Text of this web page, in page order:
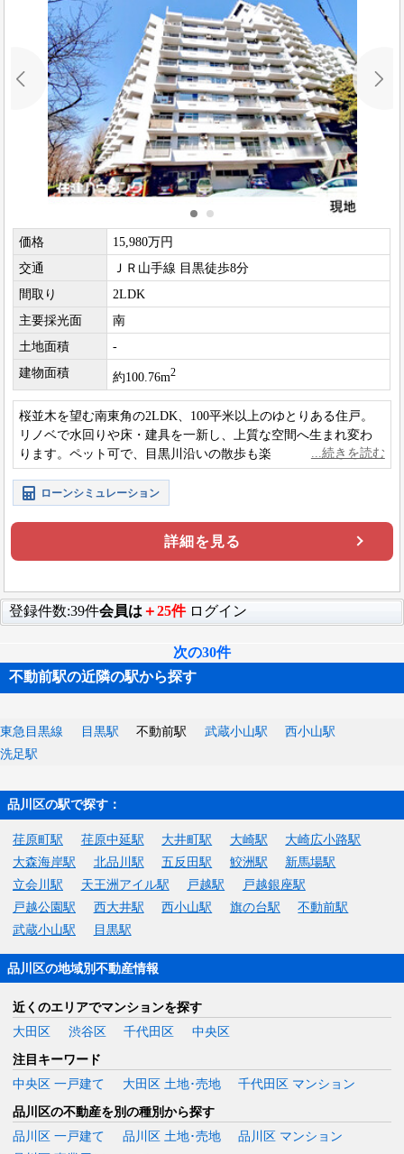
価格
15,980万円
交通
ＪＲ山手線 目黒徒歩8分
間取り
2LDK
主要採光面
南
土地面積
-
建物面積
約100.76m2
桜並木を望む南東角の2LDK、100平米以上のゆとりある住戸。
リノベで水回りや床・建具を一新し、上質な空間へ生まれ変わ
ります。ペット可で、目黒川沿いの散歩も楽しめる穏やかな住
環境が魅力です。
ローンシミュレーション
詳細を見る
登録件数:39件会員は ＋25件 ログイン
次の30件
不動前駅の近隣の駅から探す
東急目黒線 目黒駅 不動前駅 武蔵小山駅
西小山駅
洗足駅
品川区の駅で探す：
荏原町駅 荏原中延駅 大井町駅 大崎駅
大崎広小路駅
大森海岸駅
北品川駅 五反田駅 鮫洲駅
新馬場駅
立会川駅
天王洲アイル駅 戸越駅
戸越銀座駅
戸越公園駅
西大井駅 西小山駅 旗の台駅
不動前駅
武蔵小山駅
目黒駅
品川区の地域別不動産情報
近くのエリアでマンションを探す
大田区
渋谷区 千代田区 中央区
注目キーワード
中央区 一戸建て
大田区 土地･売地 千代田区 マンション
品川区の不動産を別の種別から探す
品川区 一戸建て
品川区 土地･売地
品川区 マンション